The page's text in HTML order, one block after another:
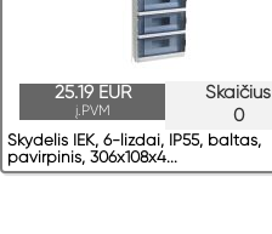
Skaičius
0
25.19 EUR
į.PVM
Skydelis IEK, 6-lizdai, IP55, baltas,
pavirрinis, 306x108x4...